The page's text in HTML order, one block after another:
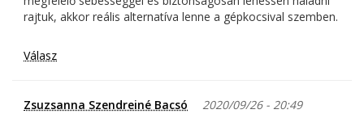
rajtuk, akkor reális alternatíva lenne a gépkocsival szemben.
Válasz
Zsuzsanna Szendreiné Bacsó
2020/09/26 - 20:49